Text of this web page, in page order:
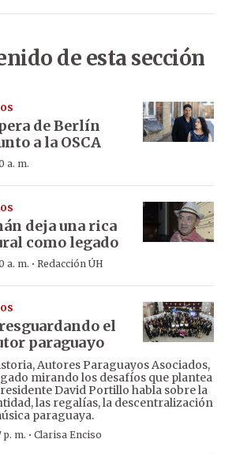
de esta sección
de Berlín
a la OSCA
a. m.
deja una rica
como legado
a. m. · Redacción ÚH
el
paraguayo
Autores Paraguayos Asociados,
mirando los desafíos que plantea
David Portillo habla sobre la
las regalías, la descentralización
paraguaya.
p. m. · Clarisa Enciso